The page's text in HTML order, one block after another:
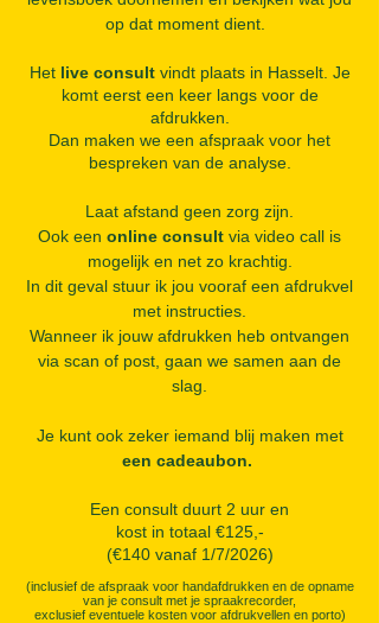
op dat moment dient.
Het live consultvindt plaats in Hasselt. Je
komt eerst een keer langs voor de
afdrukken.
Dan maken we een afspraak voor het
bespreken van de analyse.
Laat afstand geen zorg zijn.
Ook een online consult via video call is
mogelijk en net zo krachtig.
In dit geval stuur ik jou vooraf een afdrukvel
met instructies.
Wanneer ik jouw afdrukken heb ontvangen
via scan of post, gaan we samen aan de
slag.
Je kunt ook zeker iemand blij maken met
een cadeaubon.
Een consult duurt 2 uur en
kost in totaal €125,-
(€140 vanaf 1/7/2026)
(inclusief de afspraak voor handafdrukken en de opname
van je consult met je spraakrecorder,
exclusief eventuele kosten voor afdrukvellen en porto)